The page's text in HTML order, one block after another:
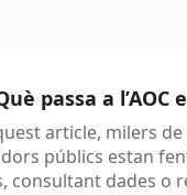
passa a
article, milers
públics estan
consultant dades o